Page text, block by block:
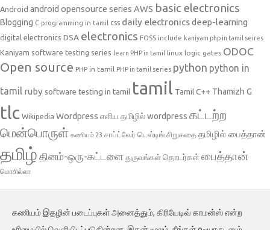
Android android opensource series AWS basic electronics
Blogging C programming in tamil css daily electronicsdeep-learning
digital electronics DSA electronics FOSS include kaniyam php in tamil seires
Kaniyam software testing series learn PHP in tamil linux logic gates ODOC
Open source PHP in tamil PHP in tamil series python python in
tamil ruby software testing in tamil tamil Tamil C++ Thamizh G
tlc Wikipedia Wordpress எளிய தமிழில் wordpress கட்டற்ற
மென்பொருள் கணியம் 23 சாப்ட்வேர் டெஸ்டிங் சிறுகதை தமிழில் பைத்தான்
தமிழ் தினம்-ஒரு-கட்டளை துருவங்கள் தொடர்கள்பைத்தான்
மொசில்லா
கணியம் இதழின் படைப்புகள் அனைத்தும், கிரியேடிவ் காமன்ஸ் என்ற